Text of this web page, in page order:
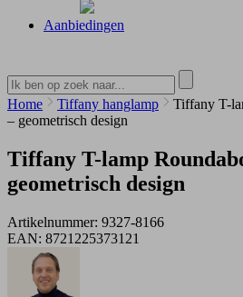
Aanbiedingen
Home Tiffany hanglamp
Tiffany T-
– geometrisch design
Tiffany T-lamp
geometrisch design
Artikelnummer: 9327-8166
EAN: 8721225373121